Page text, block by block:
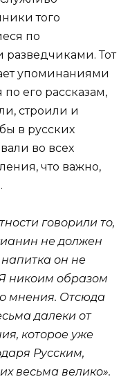
того
по
разведчиками. Тот
упоминаниями
его рассказам,
строили и
в русских
во всех
что важно,
говорили то,
не должен
напитка он не
никоим образом
мнения. Отсюда
далеки от
которое уже
Русским,
весьма велико».